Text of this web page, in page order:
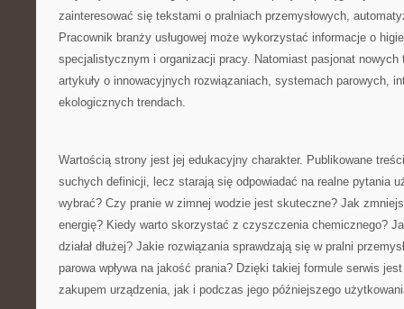
zainteresować się tekstami o pralniach przemysłowych,
Pracownik branży usługowej może wykorzystać informacje o
specjalistycznym i organizacji pracy. Natomiast pasjonat nowych
artykuły o innowacyjnych rozwiązaniach, systemach parowych,
ekologicznych trendach.
Wartością strony jest jej edukacyjny charakter. Publikowane
suchych definicji, lecz starają się odpowiadać na realne pytania
wybrać? Czy pranie w zimnej wodzie jest skuteczne? Jak
energię? Kiedy warto skorzystać z czyszczenia chemicznego?
działał dłużej? Jakie rozwiązania sprawdzają się w pralni
parowa wpływa na jakość prania? Dzięki takiej formule serwis
zakupem urządzenia, jak i podczas jego późniejszego